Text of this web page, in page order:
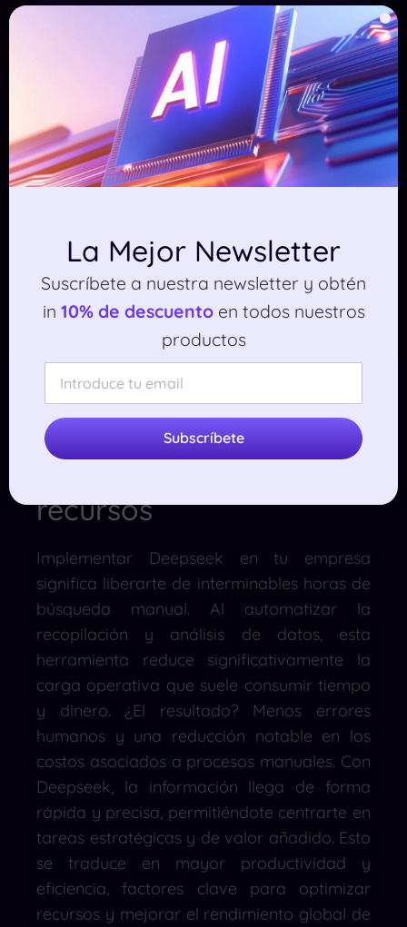
– Pablo Piñero Acevedo,
Divulgador de IA en
IAsistente
Beneficios
inmediatos para tu
negocio
recursos
Implementar Deepseek en tu empresa
significa liberarte de interminables horas de
búsqueda manual. Al automatizar la
recopilación y análisis de datos, esta
herramienta reduce significativamente la
carga operativa que suele consumir tiempo
y dinero. ¿El resultado? Menos errores
humanos y una reducción notable en los
costos asociados a procesos manuales. Con
Deepseek, la información llega de forma
rápida y precisa, permitiéndote centrarte en
tareas estratégicas y de valor añadido. Esto
se traduce en mayor productividad y
eficiencia, factores clave para optimizar
recursos y mejorar el rendimiento global de
La Mejor Newsletter
Suscríbete a nuestra newsletter y obtén
in 10% de descuentoen todos nuestros
productos
Subscríbete